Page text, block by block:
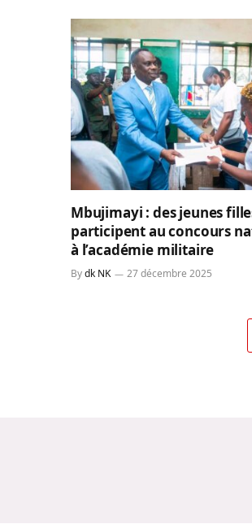
Mbujimayi : des jeunes
participent au concours
à l’académie militaire
Bydk NK 27 décembre 2025